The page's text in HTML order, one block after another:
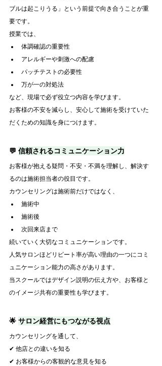
ブルは起こりうる」という前提で向き合うことが重
要です。
授業では、
体調確認の重要性
アレルギーや刺激への配慮
パッチテストの必要性
万が一の対処法
など、現場で必ず役立つ内容を学びます。
お客様の不安を減らし、安心して施術を受けていた
だくための知識を身につけます。
💬 信頼されるコミュニケーション力
お客様が抱える疑問・不安・不満を理解し、解決す
るのは施術担当者の役目です。
カウンセリングは施術前だけではなく、
施術中
施術後
次回来店まで
続いていく大切なコミュニケーションです。
人気サロンほどリピート率が高い理由の一つにコミ
ュニケーション能力の高さがあります。
当スクールではデザイン説明の伝え方や、お客様と
のイメージ共有の重要性も学びます。
🌟 サロン経営にもつながる視点
カウンセリングを通して、
✔ 他店との違いを知る
✔ お客様からの客観的な意見を知る